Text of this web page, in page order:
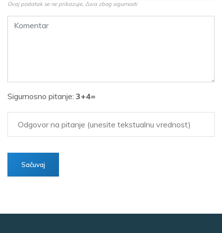
Ovaj podatak se ne prikazuje, čuva zbog sigurnosti
Sigurnosno pitanje: 3+4=